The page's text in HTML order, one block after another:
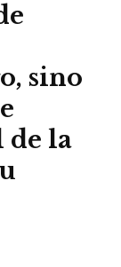
sino
la